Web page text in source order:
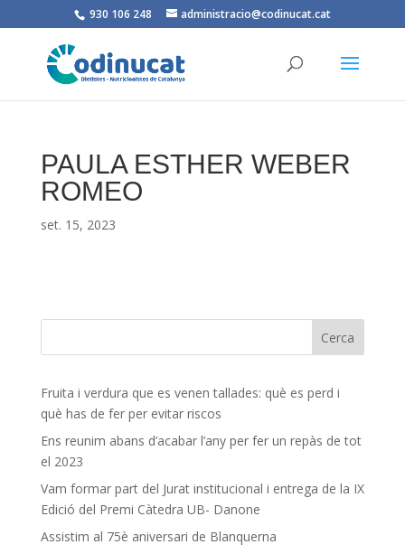
930 106 248 administracio@codinucat.cat
PAULA ESTHER WEBER
ROMEO
set. 15, 2023
Fruita i verdura que es venen tallades: què es perd i
què has de fer per evitar riscos
Ens reunim abans d’acabar l’any per fer un repàs de tot
el 2023
Vam formar part del Jurat institucional i entrega de la IX
Edició del Premi Càtedra UB- Danone
Assistim al 75è aniversari de Blanquerna